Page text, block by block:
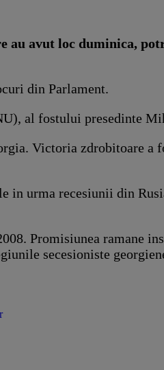
au avut loc duminica,
din Parlament.
al fostului presedinte
Victoria zdrobitoare a
in urma recesiunii din
Promisiunea ramane
secesioniste